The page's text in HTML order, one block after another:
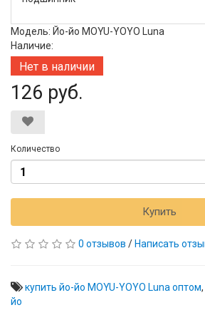
Модель: Йо-йо MOYU-YOYO Luna
Наличие:
Нет в наличии
126 руб.
Количество
Купить
0 отзывов / Написать
купить йо-йо MOYU-YOYO Luna оптом,
йо